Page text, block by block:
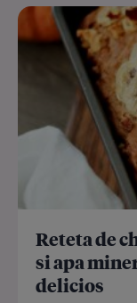
Reteta de
si apa
delicios